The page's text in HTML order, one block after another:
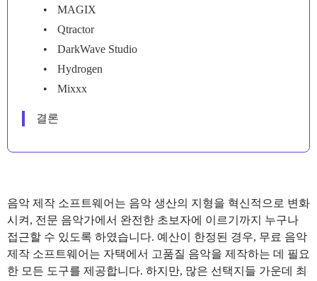
MAGIX
Qtractor
DarkWave Studio
Hydrogen
Mixxx
결론
음악 제작 소프트웨어는 음악 생산의 지형을 혁신적으로 변화
시켜, 전문 음악가에서 완전한 초보자에 이르기까지 누구나
접근할 수 있도록 하였습니다. 예산이 한정된 경우, 무료 음악
제작 소프트웨어는 자택에서 고품질 음악을 제작하는 데 필요
한 모든 도구를 제공합니다. 하지만, 많은 선택지들 가운데 최